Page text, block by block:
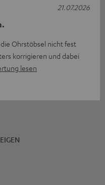
Ohrstöbsel nicht fest
korrigieren und dabei
lesen
21.07.2026